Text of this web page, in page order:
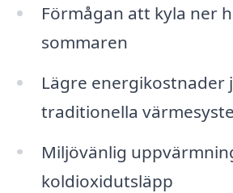
Förmågan att kyla ner
sommaren
Lägre energikostnader
traditionella
Miljövänlig
koldioxidutsläpp